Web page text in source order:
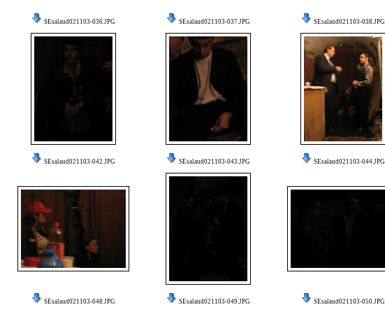
SEsalaud021103-036.JPG SEsalaud021103-037.JPG SEsalaud021103-038.JPG
SEsalaud021103-042.JPG SEsalaud021103-043.JPG SEsalaud021103-044.JPG
SEsalaud021103-048.JPG SEsalaud021103-049.JPG SEsalaud021103-050.JPG